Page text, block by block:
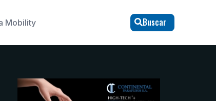
Mobility Buscar